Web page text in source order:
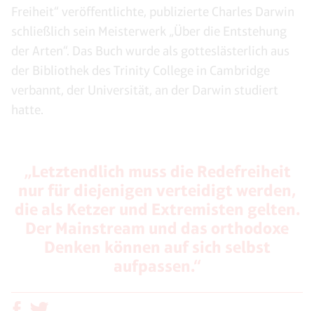
Freiheit“ veröffentlichte, publizierte Charles Darwin
schließlich sein Meisterwerk „Über die Entstehung
der Arten“. Das Buch wurde als gotteslästerlich aus
der Bibliothek des Trinity College in Cambridge
verbannt, der Universität, an der Darwin studiert
hatte.